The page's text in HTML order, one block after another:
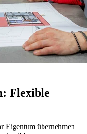
Flexible
Eigentum übernehmen